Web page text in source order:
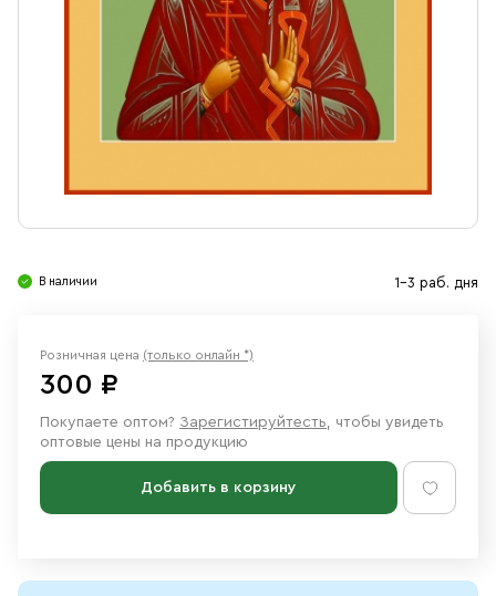
Ювелирные изделия
В наличии 1-3 раб. дня
Розничная цена (только онлайн *)
300 ₽
Покупаете оптом? Зарегистируйтесть, чтобы увидеть
оптовые цены на продукцию
Добавить в корзину